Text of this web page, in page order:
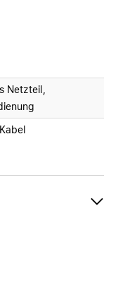
Netzteil,